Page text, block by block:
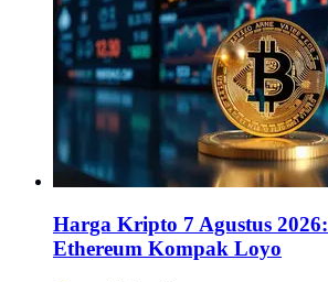
Harga Kripto 7 Agustus
Ethereum Kompak Loyo